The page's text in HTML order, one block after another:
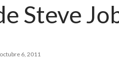
Steve
6, 2011